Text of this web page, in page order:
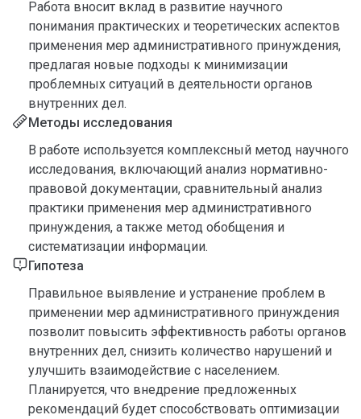
Работа вносит вклад в развитие научного
понимания практических и теоретических аспектов
применения мер административного принуждения,
предлагая новые подходы к минимизации
проблемных ситуаций в деятельности органов
внутренних дел.
Методы исследования
В работе используется комплексный метод научного
исследования, включающий анализ нормативно-
правовой документации, сравнительный анализ
практики применения мер административного
принуждения, а также метод обобщения и
систематизации информации.
Гипотеза
Правильное выявление и устранение проблем в
применении мер административного принуждения
позволит повысить эффективность работы органов
внутренних дел, снизить количество нарушений и
улучшить взаимодействие с населением.
Планируется, что внедрение предложенных
рекомендаций будет способствовать оптимизации